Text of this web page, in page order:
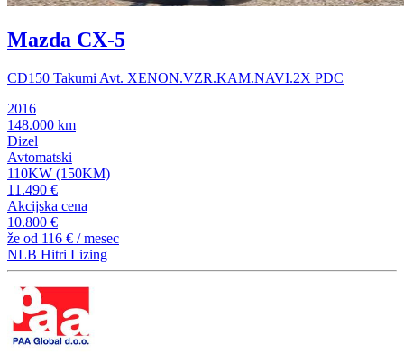
Mazda CX-5
CD150 Takumi Avt. XENON.VZR.KAM.NAVI.2X PDC
2016
148.000 km
Dizel
Avtomatski
110KW (150KM)
11.490 €
Akcijska cena
10.800 €
že od 116 € / mesec
NLB Hitri Lizing